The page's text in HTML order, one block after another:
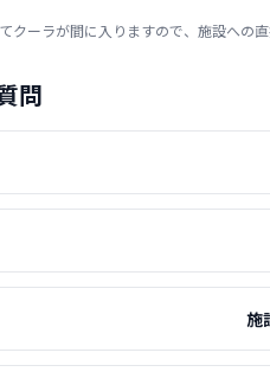
クーラが間に入りますので、施設への直
問
施